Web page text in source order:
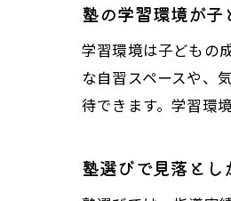
塾の学習環境が
学習環境は子どもの
な自習スペースや、
待できます。学習環
塾選びで見落と